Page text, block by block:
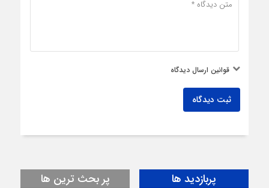
قوانین ارسال دیدگاه
ثبت دیدگاه
پربازدید ها پر بحث ترین ها